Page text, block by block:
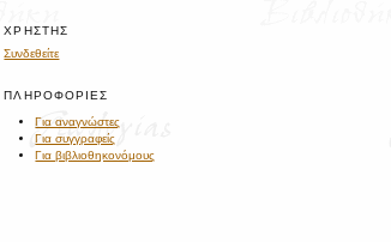
ΧΡΉΣΤΗΣ
Συνδεθείτε
ΠΛΗΡΟΦΟΡΊΕΣ
Για αναγνώστες
Για συγγραφείς
Για βιβλιοθηκονόμους